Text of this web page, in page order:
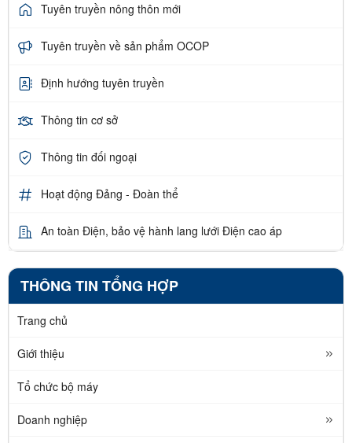
Tuyên truyền nông thôn mới
Tuyên truyền về sản phẩm OCOP
Định hướng tuyên truyền
Thông tin cơ sở
Thông tin đối ngoại
Hoạt động Đảng - Đoàn thể
An toàn Điện, bảo vệ hành lang lưới Điện cao áp
THÔNG TIN TỔNG HỢP
Trang chủ
Giới thiệu
Tổ chức bộ máy
Doanh nghiệp